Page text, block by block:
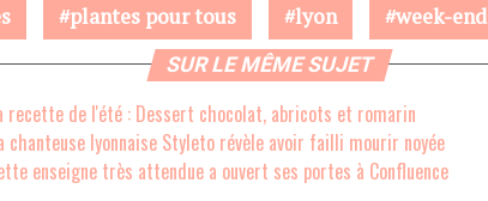
plantes pour tous lyon week-end
SUR LE MÊME SUJET
recette de l'été : Dessert chocolat, abricots et romarin
chanteuse lyonnaise Styleto révèle avoir failli mourir noyée
enseigne très attendue a ouvert ses portes à Confluence